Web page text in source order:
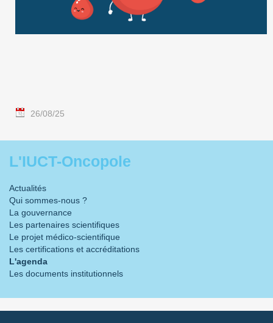
26/08/25
L'IUCT-Oncopole
Actualités
Qui sommes-nous ?
La gouvernance
Les partenaires scientifiques
Le projet médico-scientifique
Les certifications et accréditations
L'agenda
Les documents institutionnels